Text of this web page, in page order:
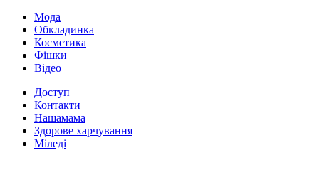
Мода
Обкладинка
Косметика
Фішки
Відео
Доступ
Контакти
Нашамама
Здорове харчування
Міледі